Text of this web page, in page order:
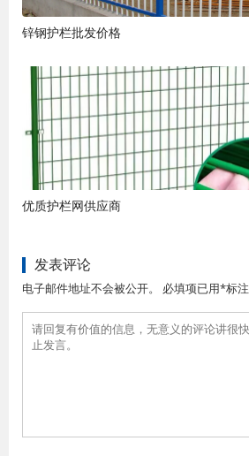
锌钢护栏批发价格
优质护栏网供应商
发表评论
电子邮件地址不会被公开。 必填项已用*标注